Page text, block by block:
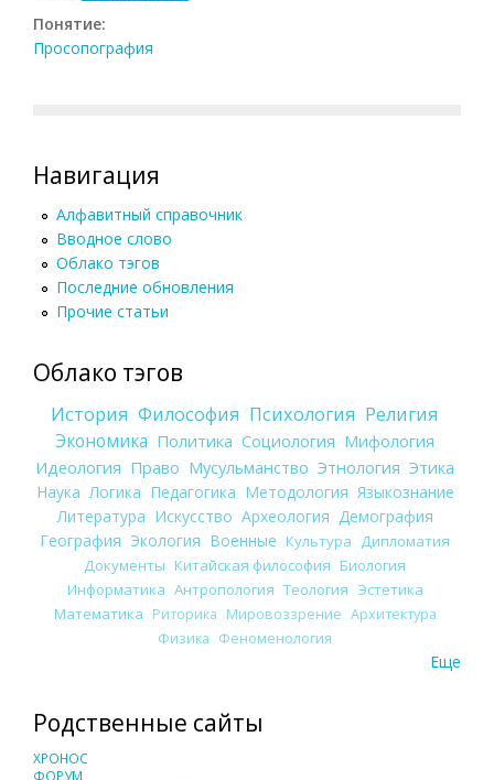
Понятие:
Просопография
Навигация
Алфавитный справочник
Вводное слово
Облако тэгов
Последние обновления
Прочие статьи
Облако тэгов
История Философия Психология Религия
Экономика Политика Социология Мифология
Идеология Право Мусульманство Этнология Этика
Наука Логика Педагогика Методология Языкознание
Литература Искусство Археология Демография
География Экология Военные Культура
Дипломатия
Документы Китайская философия Биология
Информатика Антропология Теология Эстетика
Математика Риторика Мировоззрение Архитектура
Физика Феноменология
Еще
Родственные сайты
ХРОНОС
ФОРУМ